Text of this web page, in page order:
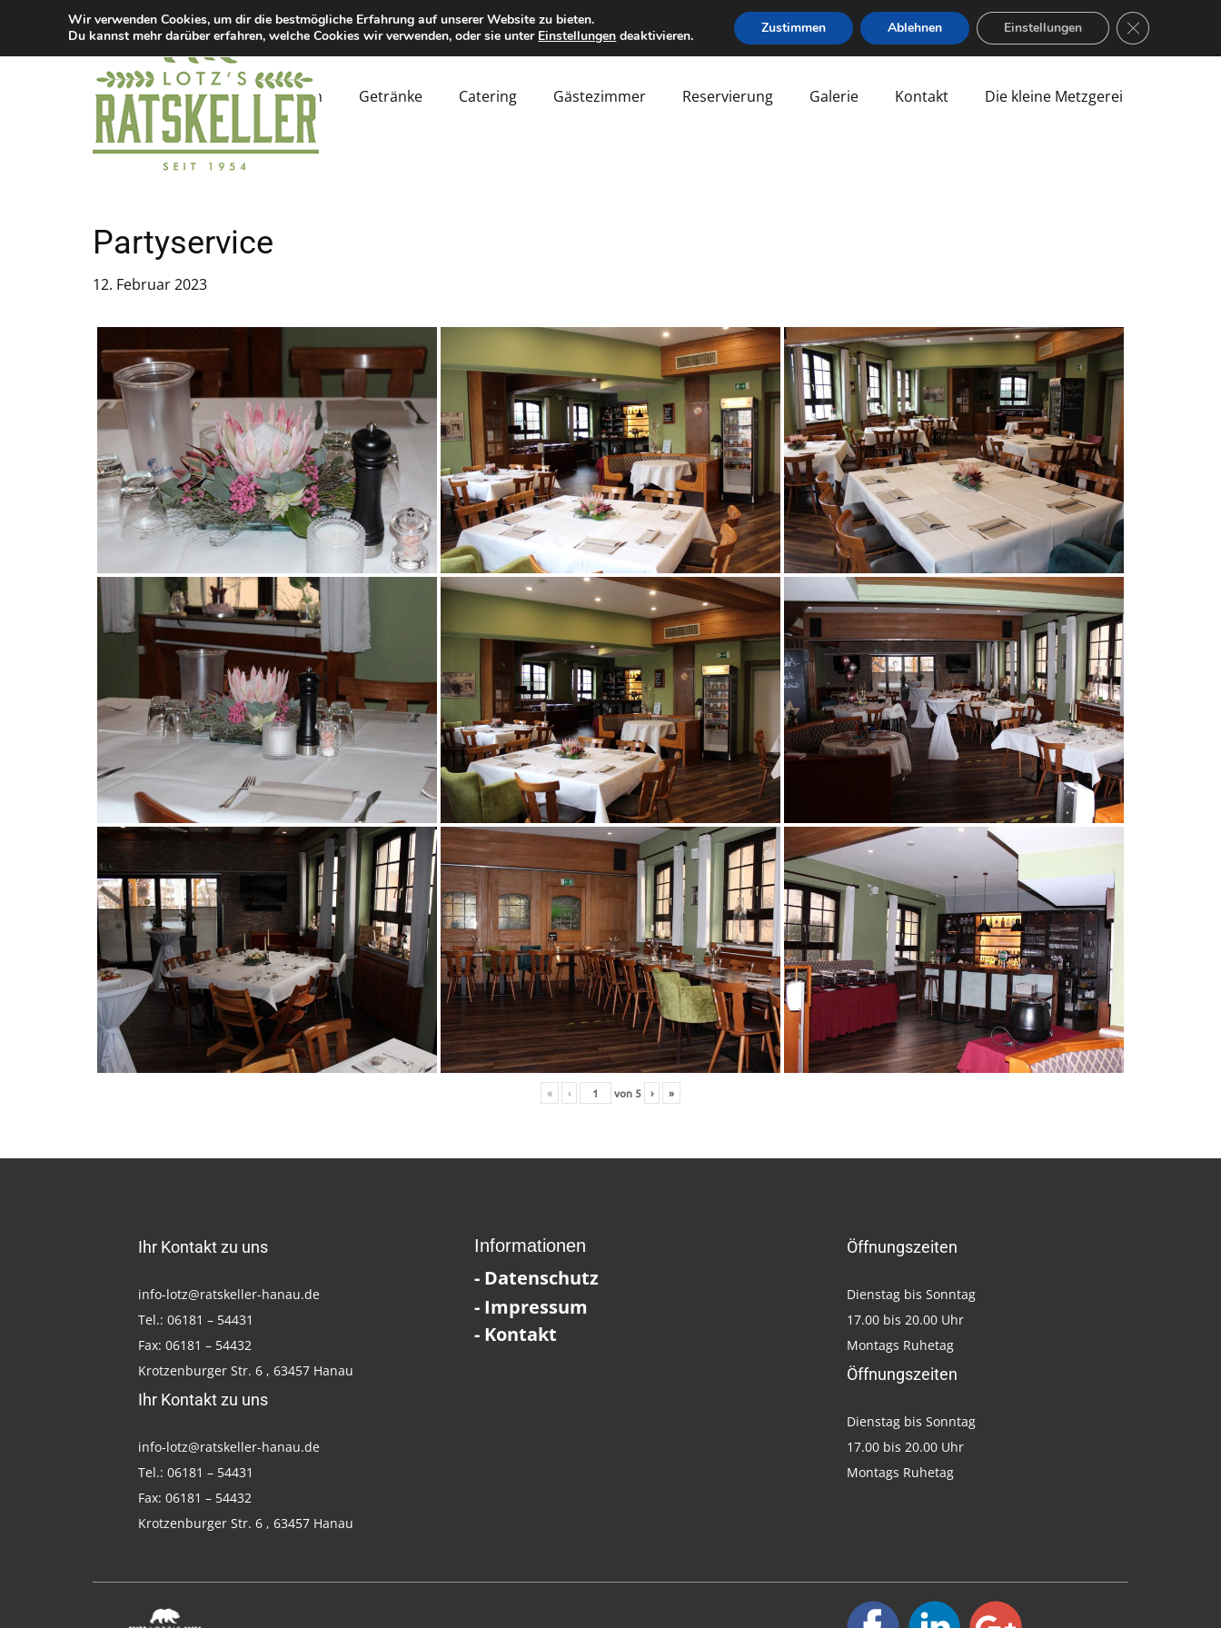
Start Speisen Getränke Catering Gästezimmer Reservierung Galerie Kontakt Die kleine Metzgerei
Partyservice
12. Februar 2023
« ‹ von 5 › »
Ihr Kontakt zu uns
info-lotz@ratskeller-hanau.de
Tel.: 06181 – 54431
Fax: 06181 – 54432
Krotzenburger Str. 6 , 63457 Hanau
Ihr Kontakt zu uns
info-lotz@ratskeller-hanau.de
Tel.: 06181 – 54431
Fax: 06181 – 54432
Krotzenburger Str. 6 , 63457 Hanau
Informationen
- Datenschutz
- Impressum
- Kontakt
Öffnungszeiten
Dienstag bis Sonntag
17.00 bis 20.00 Uhr
Montags Ruhetag
Öffnungszeiten
Dienstag bis Sonntag
17.00 bis 20.00 Uhr
Montags Ruhetag
Wir verwenden Cookies, um dir die bestmögliche Erfahrung auf unserer Website zu bieten.
Du kannst mehr darüber erfahren, welche Cookies wir verwenden, oder sie unter Einstellungen deaktivieren. Zustimmen Ablehnen Einstellungen GDPR Cookie-